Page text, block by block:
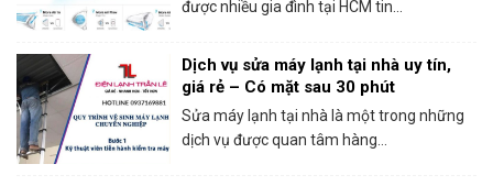
được nhiều gia đình tại HCM tin...
Dịch vụ sửa máy lạnh tại nhà uy tín,
giá rẻ – Có mặt sau 30 phút
Sửa máy lạnh tại nhà là một trong những
dịch vụ được quan tâm hàng...